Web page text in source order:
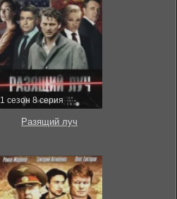
1 сезон 8 серия
Разящий луч